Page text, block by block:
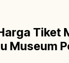
Tiket
Museum